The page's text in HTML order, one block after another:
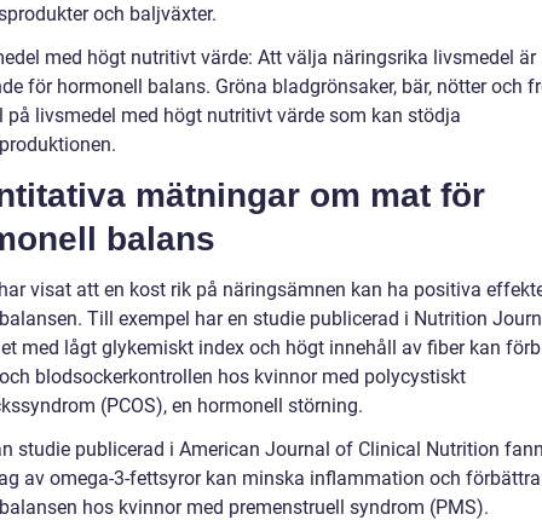
och baljväxter.
med högt nutritivt värde: Att välja näringsrika livsmedel är
för hormonell balans. Gröna bladgrönsaker, bär, nötter och
på livsmedel med högt nutritivt värde som kan stödja
mätningar om mat för
balans
visat att en kost rik på näringsämnen kan ha positiva
Till exempel har en studie publicerad i Nutrition
med lågt glykemiskt index och högt innehåll av fiber kan
blodsockerkontrollen hos kvinnor med polycystiskt
(PCOS), en hormonell störning.
studie publicerad i American Journal of Clinical Nutrition
av omega-3-fettsyror kan minska inflammation och förbättra
hos kvinnor med premenstruell syndrom (PMS).